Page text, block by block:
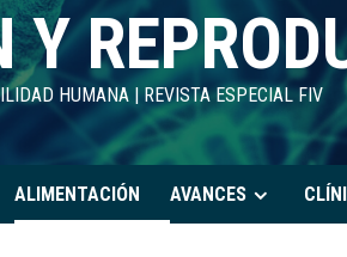
Y
HUMANA | REVISTA ESPECIAL FIV
ALIMENTACIÓN AVANCES